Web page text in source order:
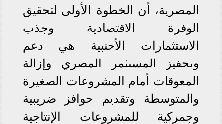
المصرية، أن الخطوة الأولى لتحقيق
الوفرة الاقتصادية وجذب
الاستثمارات الأجنبية هي دعم
وتحفيز المستثمر المصري وإزالة
المعوقات أمام المشروعات الصغيرة
والمتوسطة وتقديم حوافز ضريبية
وجمركية للمشروعات الإنتاجية